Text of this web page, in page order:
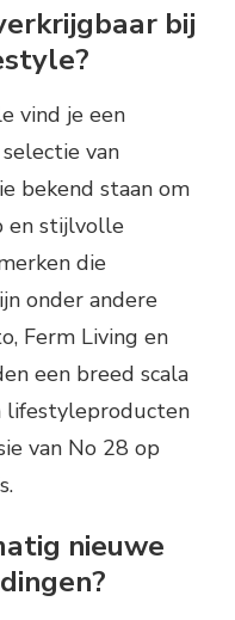
bij
vind je een
van
bekend staan om
en stijlvolle
die
onder andere
Ferm Living en
een breed scala
lifestyleproducten
van No 28 op
nieuwe